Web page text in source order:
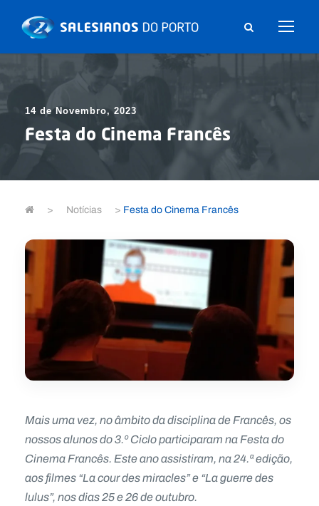
14 de Novembro, 2023
Festa do Cinema Francês
> Notícias > Festa do Cinema Francês
Mais uma vez, no âmbito da disciplina de Francês, os
nossos alunos do 3.º Ciclo participaram na Festa do
Cinema Francês. Este ano assistiram, na 24.ª edição,
aos filmes “La cour des miracles” e “La guerre des
lulus”, nos dias 25 e 26 de outubro.